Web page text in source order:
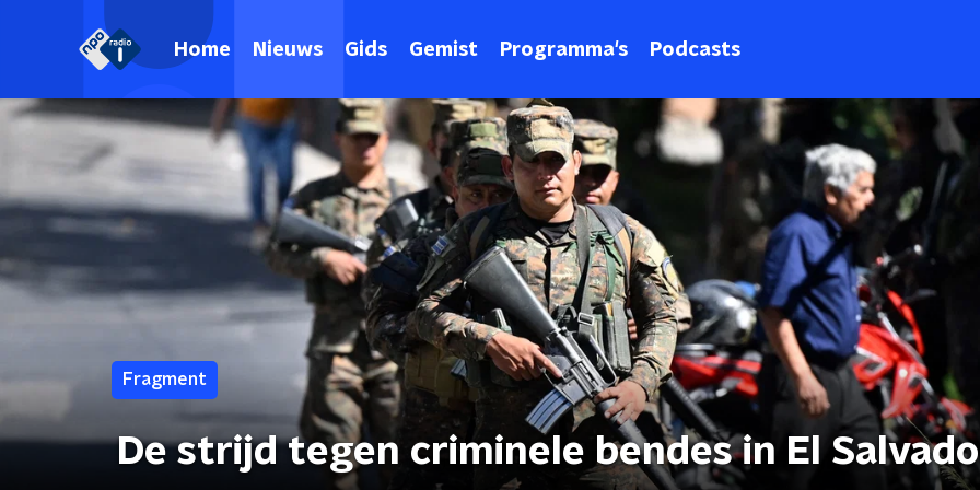
Home Nieuws Gids Gemist Programma's Podcasts
Fragment
De strijd tegen criminele bendes in El